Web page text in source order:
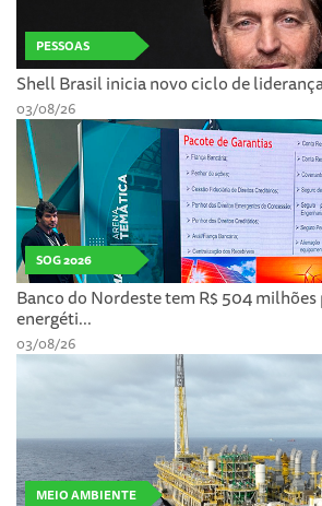
PESSOAS
Shell Brasil inicia novo ciclo de
03/08/26
SOG 2026
Banco do Nordeste tem R$ 504
energéti...
03/08/26
MEIO AMBIENTE